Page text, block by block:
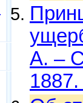
А. –